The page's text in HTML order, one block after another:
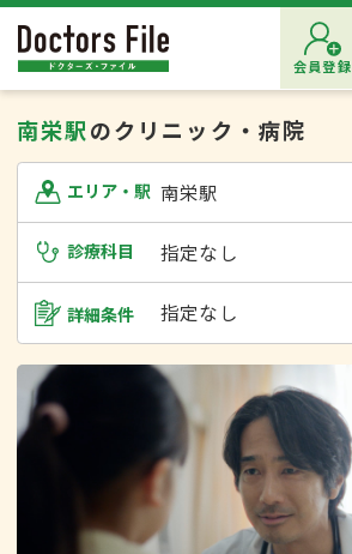
会員登録
南栄駅のクリニック・病院
エリア・駅 南栄駅
診療科目 指定なし
詳細条件 指定なし